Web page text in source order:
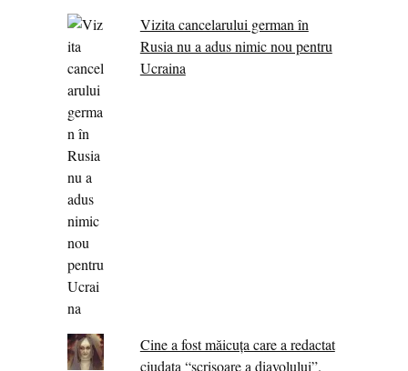
Vizita cancelarului german în
Rusia nu a adus nimic nou pentru
Ucraina
Cine a fost măicuţa care a redactat
ciudata “scrisoare a diavolului”.